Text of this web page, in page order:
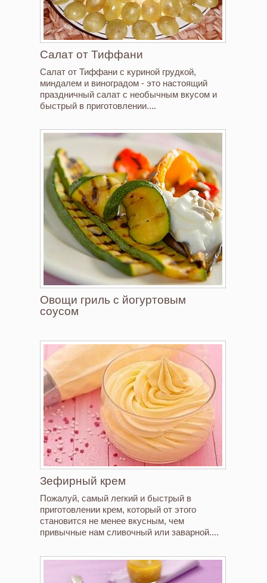
Салат от Тиффани
Салат от Тиффани с куриной грудкой,
миндалем и виноградом - это настоящий
праздничный салат с необычным вкусом и
быстрый в приготовлении....
Овощи гриль с йогуртовым
соусом
Зефирный крем
Пожалуй, самый легкий и быстрый в
приготовлении крем, который от этого
становится не менее вкусным, чем
привычные нам сливочный или заварной....